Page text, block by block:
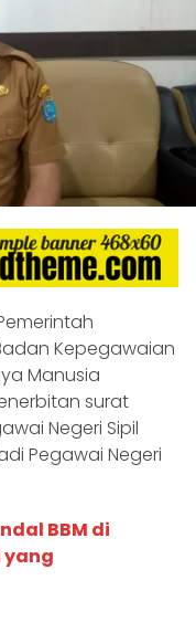
Kepegawaian
Manusia
surat
Negeri Sipil
Pegawai Negeri
BBM di
yang